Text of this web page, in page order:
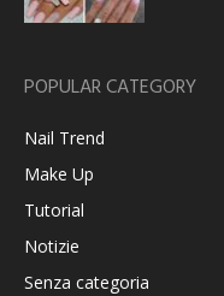
POPULAR CATEGORY
Nail Trend
Make Up
Tutorial
Notizie
Senza categoria